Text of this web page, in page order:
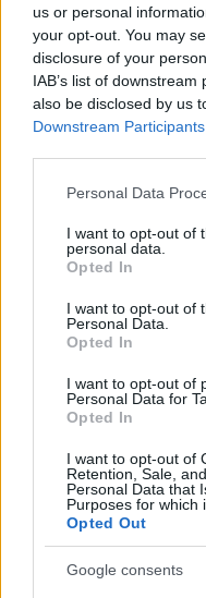
us or personal
your opt-out. You may
disclosure of your
IAB’s list of
also be disclosed by us
Downstream Participants
Please note that this
not limited to your visit
grant or deny consent
use your data for below
consent section.
Personal Data
I want to opt-out of
personal data.
Opted In
I want to opt-out of
Personal Data.
Opted In
I want to opt-out of
Personal Data for
Opted In
I want to opt-out of
Retention, Sale,
Personal Data that
Purposes for which
Opted Out
Google consents
Mosonyi Aliz és
ajánlója
Elindítjuk